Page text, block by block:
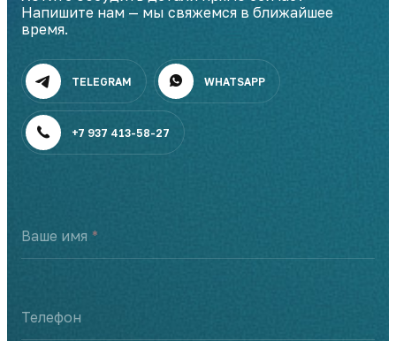
Напишите нам — мы свяжемся в ближайшее
время.
TELEGRAM WHATSAPP
+7 937 413-58-27
Ваше имя
Телефон